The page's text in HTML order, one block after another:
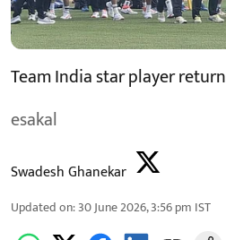
Team India star player return
esakal
Swadesh Ghanekar
Updated on:30 June 2026, 3:56 pm IST